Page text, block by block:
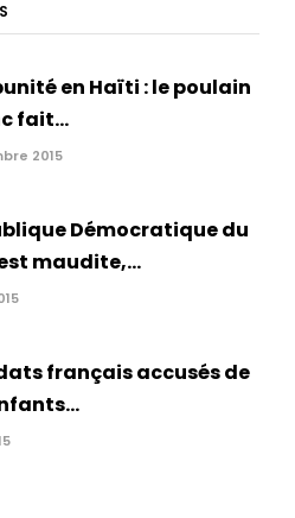
en Haïti : le poulain
fait...
2015
Démocratique du
maudite,...
français accusés de